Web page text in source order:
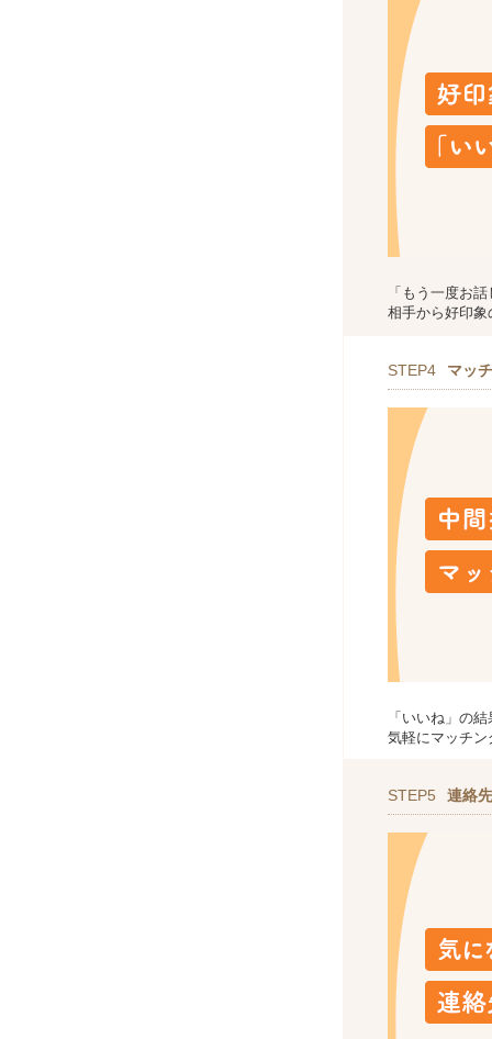
「もう一度お
相手から好印
STEP4 マッ
「いいね」の
気軽にマッチン
STEP5 連絡